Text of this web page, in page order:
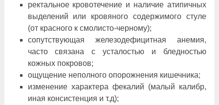
ректальное кровотечение и наличие атипичных
выделений или кровяного содержимого стуле
(от красного к смолисто-черному);
сопутствующая железодефицитная анемия,
часто связана с усталостью и бледностью
кожных покровов;
ощущение неполного опорожнения кишечника;
изменение характера фекалий (малый калибр,
иная консистенция и т.д);